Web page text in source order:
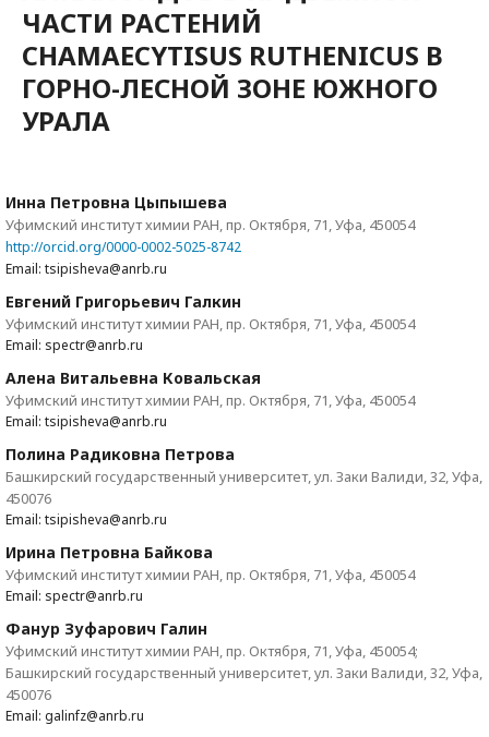
ЧАСТИ РАСТЕНИЙ
CHAMAECYTISUS RUTHENICUS В
ГОРНО-ЛЕСНОЙ ЗОНЕ ЮЖНОГО
УРАЛА
Инна Петровна Цыпышева
Уфимский институт химии РАН, пр. Октября, 71, Уфа, 450054
http://orcid.org/0000-0002-5025-8742
Email: tsipisheva@anrb.ru
Евгений Григорьевич Галкин
Уфимский институт химии РАН, пр. Октября, 71, Уфа, 450054
Email: spectr@anrb.ru
Алена Витальевна Ковальская
Уфимский институт химии РАН, пр. Октября, 71, Уфа, 450054
Email: tsipisheva@anrb.ru
Полина Радиковна Петрова
Башкирский государственный университет, ул. Заки Валиди, 32, Уфа,
450076
Email: tsipisheva@anrb.ru
Ирина Петровна Байкова
Уфимский институт химии РАН, пр. Октября, 71, Уфа, 450054
Email: spectr@anrb.ru
Фанур Зуфарович Галин
Уфимский институт химии РАН, пр. Октября, 71, Уфа, 450054;
Башкирский государственный университет, ул. Заки Валиди, 32, Уфа,
450076
Email: galinfz@anrb.ru